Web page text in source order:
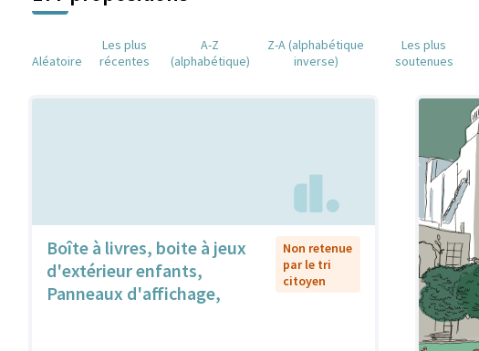
Aléatoire
Les plus
récentes
A-Z
(alphabétique)
Z-A (alphabétique
inverse)
Les plus
soutenues
Boîte à livres, boite à jeux
d'extérieur enfants,
Panneaux d'affichage,
Non retenue
par le tri
citoyen